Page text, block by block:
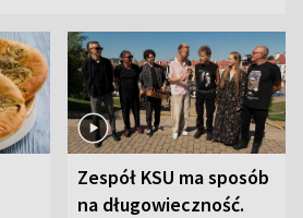
Zespół KSU ma sposób
na długowieczność.